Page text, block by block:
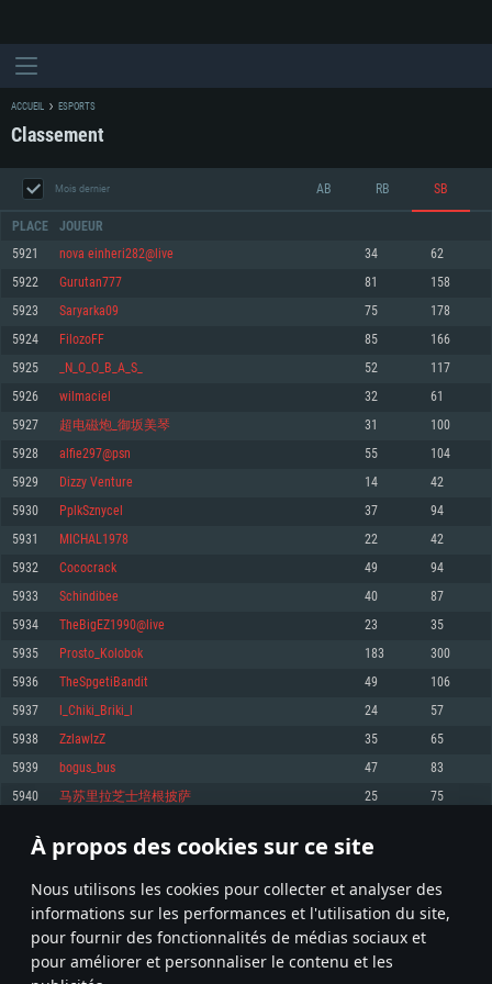
À propos des cookies sur ce site
Nous utilisons les cookies pour collecter et analyser des
informations sur les performances et l'utilisation du site,
pour fournir des fonctionnalités de médias sociaux et
pour améliorer et personnaliser le contenu et les
CONFIGURATION SYSTÈME REQUISE
Minimum
OS: Windows 10 (64 bit)
Processeur: Dual-Core 2.2 GHz
Mémoire: 4 GB
Carte graphique supportant DirectX 11: AMD Radeon 77XX / NVIDIA
GeForce GTX 660. La résolution minimale supportée par le jeu est de 720p
Connection: Connexion Internet à haut débit
Disque dur: 23.1 Go (client minimal)
Recommandée
1060 et plus, Radeon RX 570 et plus.
Disque dur: 75.9 Go (client complet)
Minimum
OS: Mac OS Big Sur 11.0 ou plus récent
Processeur: Core i5, minimum 2.2GHz (Les processeurs Intel Xeon ne sont
pas supportés)
Mémoire: 6 GB
Carte graphique: Intel Iris Pro 5200 (Mac), ou analogue AMD/Nvidia. La
résolution minimale supportée par le jeu est de 720p.
Connection: Connexion Internet à haut débit
Disque dur: 62,2 Go (client minimal)
Recommandée
OS: Mac OS Big Sur 11.0 ou plus récent
Processeur: Core i7 (Les processeurs Intel Xeon ne sont pas supportés)
Mémoire: 8 GB
Carte graphique: Radeon Vega II ou plus avec support de Metal
Disque dur: 62,2 Go (client complet)
Minimum
OS: Les configurations Linux 64 bits les plus modernes
Processeur: Dual-Core 2.4 GHz
Mémoire: 4 GB
Carte graphique: NVIDIA 660 avec les derniers drivers (moins de 6 mois) /
de même pour AMD (La résolution minimale supportée par le jeu est de
720p)
Connection: Connexion Internet à haut débit
Disque dur: 62,2 Go (client minimal)
Recommandée
OS: Ubuntu 20.04 64bit
Processeur: Intel Core i7
Mémoire: 8 GB
Carte graphique: NVIDIA 1060 avec les derniers drivers (moins de 6 mois) /
6 mois et supportant Vulkan
Connection: Connexion Internet à haut débit
Disque dur: 60,2 Go (client complet)
ACCUEIL ESPORTS
Classement
Mois dernier AB RB SB
PLACE JOUEUR
5921 nova einheri282@live 34 62
5922 Gurutan777 81 158
5923 Saryarka09 75 178
5924 FilozoFF 85 166
5925 _N_O_O_B_A_S_ 52 117
5926 wilmaciel 32 61
5927 超电磁炮_御坂美琴 31 100
5928 alfie297@psn 55 104
5929 Dizzy Venture 14 42
5930 PplkSznycel 37 94
5931 MICHAL1978 22 42
5932 Cococrack 49 94
5933 Schindibee 40 87
5934 TheBigEZ1990@live 23 35
5935 Prosto_Kolobok 183 300
5936 TheSpgetiBandit 49 106
5937 l_Chiki_Briki_l 24 57
5938 ZzlawlzZ 35 65
5939 bogus_bus 47 83
5940 马苏里拉芝士培根披萨 25 75
* Classement mis à jour quotidiennement
296 297 298 397